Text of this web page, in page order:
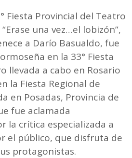
Fiesta Provincial del Teatro
una vez…el lobizón”,
a Darío Basualdo, fue
en la 33° Fiesta
llevada a cabo en Rosario
la Fiesta Regional de
en Posadas, Provincia de
fue aclamada
la crítica especializada a
el público, que disfruta de
protagonistas.